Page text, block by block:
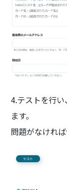
4.テストを行
ます。
問題がなければ